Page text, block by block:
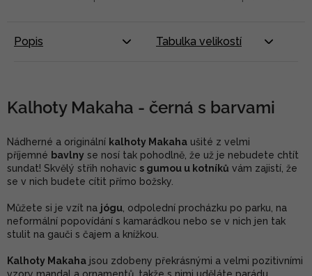
Popis Tabulka velikostí
Kalhoty Makaha - černá s barvami
Nádherné a originální kalhoty Makaha ušité z velmi
příjemné bavlny se nosí tak pohodlně, že už je nebudete chtít
sundat! Skvělý střih nohavic s gumou u kotníků vám zajistí, že
se v nich budete cítit přímo božsky.
Můžete si je vzít na jógu , odpolední procházku po parku, na
neformální popovídání s kamarádkou nebo se v nich jen tak
stulit na gauči s čajem a knížkou.
Kalhoty Makaha jsou zdobeny překrásnými a velmi pozitivními